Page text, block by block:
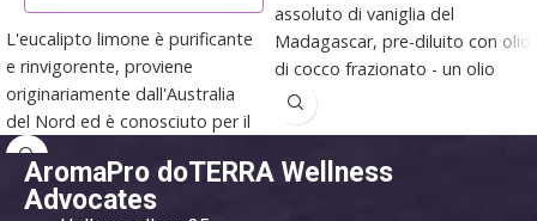
L'eucalipto limone è purificante
e rinvigorente, proviene
originariamente dall'Australia
del Nord ed è conosciuto per il
suo aroma fresco e profumato
di limone.
assoluto di vaniglia del
Madagascar, pre-diluito con olio
di cocco frazionato - un olio
essenziale particolarmente
adatto per miscele da diffusore
AromaPro doTERRA Wellness
Advocates